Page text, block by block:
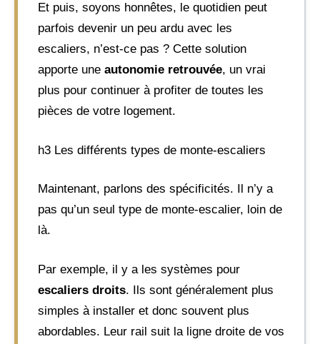
Et puis, soyons honnêtes, le quotidien peut
parfois devenir un peu ardu avec les
escaliers, n’est-ce pas ? Cette solution
apporte une autonomie retrouvée, un vrai
plus pour continuer à profiter de toutes les
pièces de votre logement.
h3 Les différents types de monte-escaliers
Maintenant, parlons des spécificités. Il n’y a
pas qu’un seul type de monte-escalier, loin de
là.
Par exemple, il y a les systèmes pour
escaliers droits. Ils sont généralement plus
simples à installer et donc souvent plus
abordables. Leur rail suit la ligne droite de vos